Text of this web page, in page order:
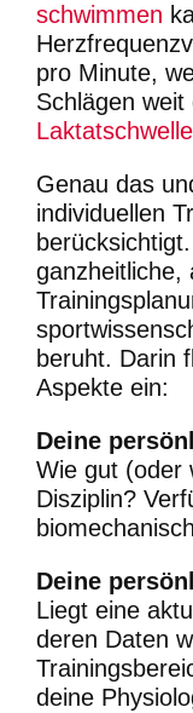
schwimmen
pro Minute,
Schlägen
Laktatschwelle
Genau das
individuellen
ganzheitliche,
beruht. Darin
Aspekte ein:
Deine
Wie gut (oder
Disziplin?
Deine
Liegt eine
deren Daten
deine